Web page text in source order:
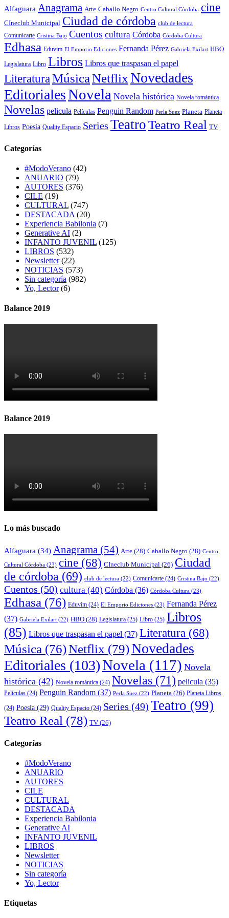
Alfaguara Anagrama Arte Caballo Negro Centro Cultural Córdoba cine
CIneclub Municipal Ciudad de córdoba club de lectura
Comunicarte Cristina Bajo Cuentos cultura Córdoba Córdoba Cultura
Edhasa Eduvim El Emporio Ediciones Fernanda Pérez Gabriela Exilart HBO
Legislatura Libro Libros Libros que traspasan el papel
LiteraturaMúsicaNetflixNovedades
EditorialesNovela Novela histórica Novela romántica
Novelas pelicula Películas Penguin Random Perla Suez Planeta Planeta
Libros Poesía Quality Espacio Series TeatroTeatro Real TV
Categorías
#ModoVerano (42)
ANUARIO (79)
AUTORES (376)
CILE (19)
CULTURAL (747)
DESTACADA (20)
Experiencia Babilonia (7)
Generative AI (2)
INFANTO JUVENIL (125)
LIBROS (532)
Newsletter(22)
NOTICIAS (573)
Sin categoría (982)
Yo, Lector(6)
Balance 2019
Balance 2019
Lo más buscado
Alfaguara (34) Anagrama (54) Arte (28) Caballo Negro (28) Centro
Cultural Córdoba (23) cine (68) CIneclub Municipal (26) Ciudad
de córdoba (69) club de lectura (22) Comunicarte (24) Cristina Bajo (22)
Cuentos (50) cultura (40) Córdoba (36) Córdoba Cultura (23)
Edhasa (76) Eduvim (24) El Emporio Ediciones (23) Fernanda Pérez
(37) Gabriela Exilart (22) HBO (28) Legislatura (25) Libro (25) Libros
(85) Libros que traspasan el papel (37) Literatura (68)
Música (76)Netflix (79)Novedades
Editoriales (103)Novela (117) Novela
histórica (42) Novela romántica (24) Novelas (71) pelicula (35)
Películas (24) Penguin Random (37) Perla Suez (22) Planeta (26) Planeta Libros
(24) Poesía (29) Quality Espacio (24) Series (49) Teatro (99)
Teatro Real (78) TV (26)
Categorías
#ModoVerano
ANUARIO
AUTORES
CILE
CULTURAL
DESTACADA
Experiencia Babilonia
Generative AI
INFANTO JUVENIL
LIBROS
Newsletter
NOTICIAS
Sin categoría
Yo, Lector
Etiquetas